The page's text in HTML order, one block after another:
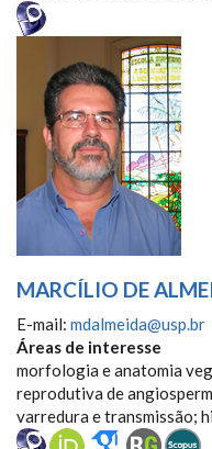
MARCÍLIO DE
E-mail: mdalmeida@usp.br
Áreas de interesse
morfologia e anatomia
reprodutiva de
varredura e transmissão;